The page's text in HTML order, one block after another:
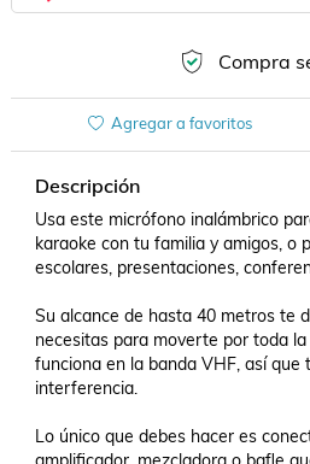
Compra
Agregar a favoritos
Descripción
Usa este micrófono inalámbrico
karaoke con tu familia y amigos, o
escolares, presentaciones,
Su alcance de hasta 40 metros te
necesitas para moverte por toda
funciona en la banda VHF, así que
interferencia.
Lo único que debes hacer es